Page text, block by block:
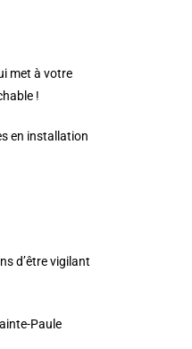
met à votre
!
en installation
d’être vigilant
Paule